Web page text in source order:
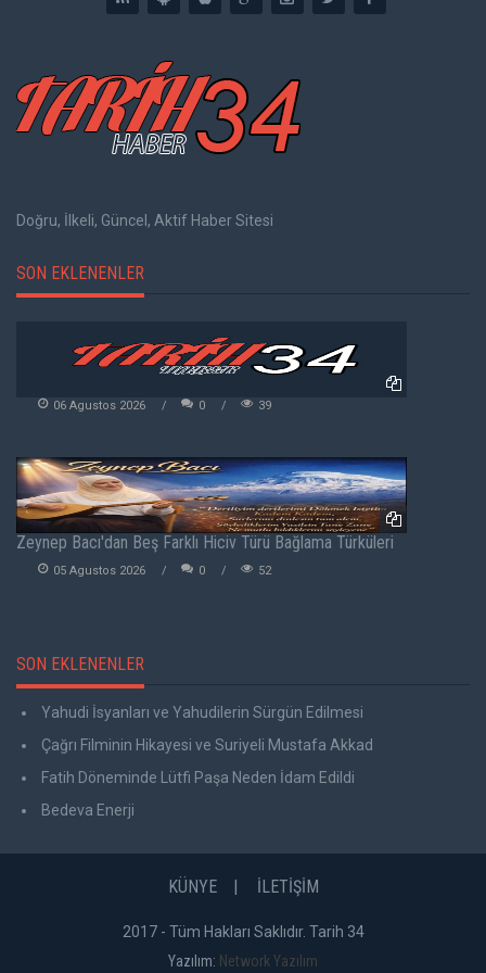
Doğru, İlkeli, Güncel, Aktif Haber Sitesi
SON EKLENENLER
06 Agustos 2026 0 39
Zeynep Bacı'dan Beş Farklı Hiciv Türü Bağlama Türküleri
05 Agustos 2026 0 52
SON EKLENENLER
Yahudi İsyanları ve Yahudilerin Sürgün Edilmesi
Çağrı Filminin Hikayesi ve Suriyeli Mustafa Akkad
Fatih Döneminde Lütfi Paşa Neden İdam Edildi
Bedeva Enerji
KÜNYE İLETİŞİM
2017 - Tüm Hakları Saklıdır. Tarih 34
Yazılım: Network Yazılım